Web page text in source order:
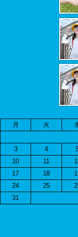
月
火
3
4
10
11
17
18
24
25
31